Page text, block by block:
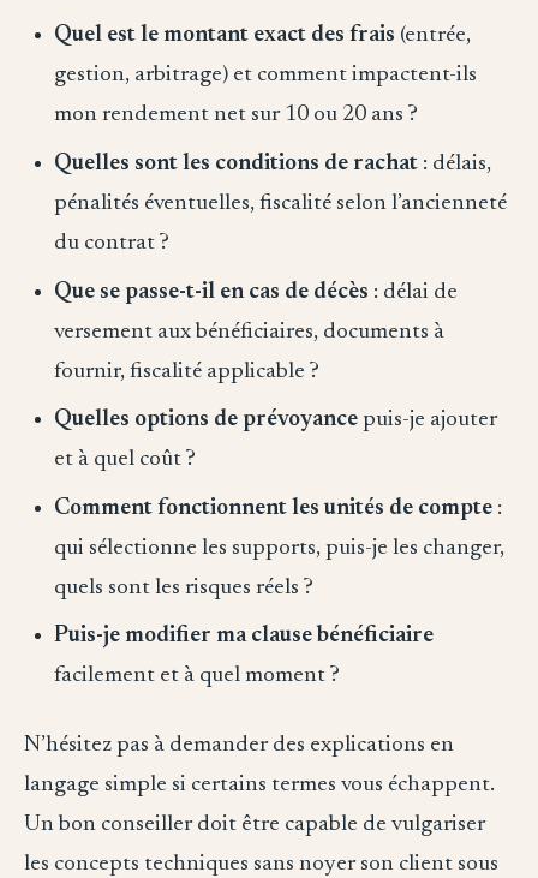
Quel est le montant exact des frais (entrée,
gestion, arbitrage) et comment impactent-ils
mon rendement net sur 10 ou 20 ans ?
Quelles sont les conditions de rachat: délais,
pénalités éventuelles, fiscalité selon l’ancienneté
du contrat ?
Que se passe-t-il en cas de décès : délai de
versement aux bénéficiaires, documents à
fournir, fiscalité applicable ?
Quelles options de prévoyancepuis-je ajouter
et à quel coût ?
Comment fonctionnent les unités de compte:
qui sélectionne les supports, puis-je les changer,
quels sont les risques réels ?
Puis-je modifier ma clause bénéficiaire
facilement et à quel moment ?
N’hésitez pas à demander des explications en
langage simple si certains termes vous échappent.
Un bon conseiller doit être capable de vulgariser
les concepts techniques sans noyer son client sous